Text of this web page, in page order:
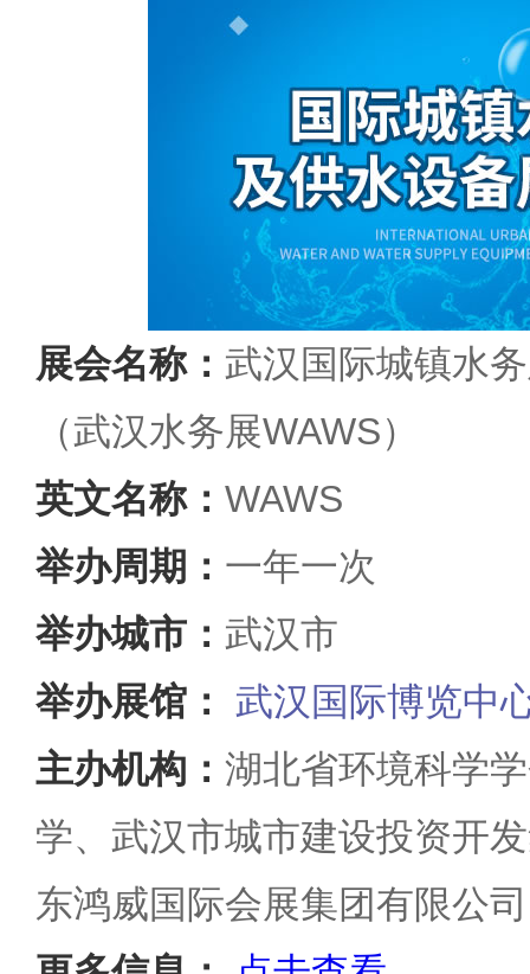
展会名称： 武汉国际城镇水
（武汉水务展WAWS）
英文名称： WAWS
举办周期： 一年一次
举办城市： 武汉市
举办展馆：
武汉国际博览中
主办机构： 湖北省环境科学
学、武汉市城市建设投资开
东鸿威国际会展集团有限公司